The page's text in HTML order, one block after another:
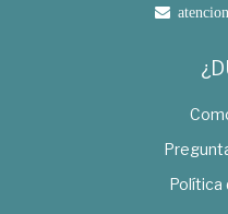
Política